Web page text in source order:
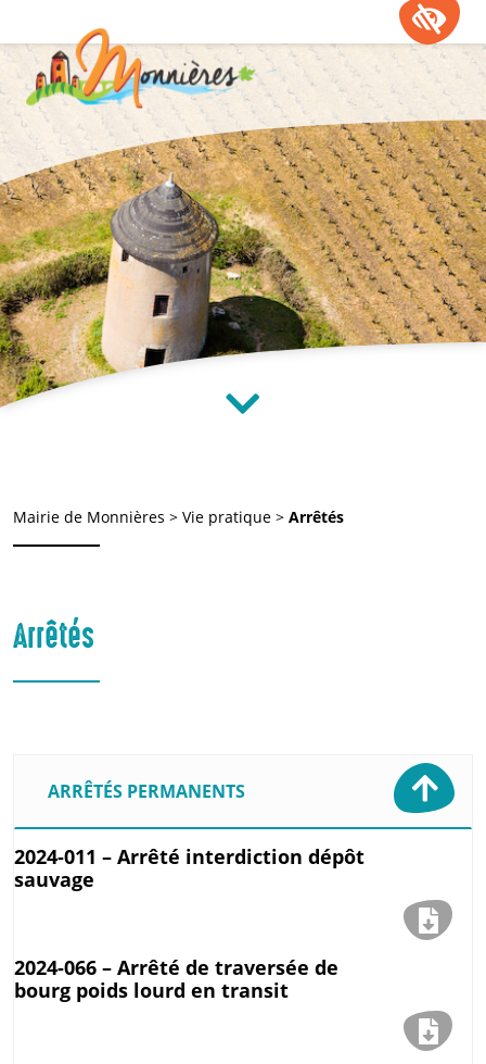
Mairie de Monnières > Vie pratique > Arrêtés
Arrêtés
ARRÊTÉS PERMANENTS
2024-011 – Arrêté interdiction dépôt
sauvage
2024-066 – Arrêté de traversée de
bourg poids lourd en transit